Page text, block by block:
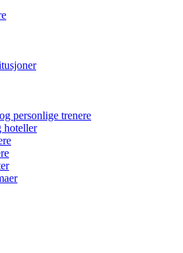
personlige trenere
hoteller